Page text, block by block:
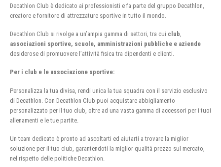
Decathlon Club è dedicato ai professionisti e fa parte del gruppo Decathlon,
creatore e fornitore di attrezzature sportive in tutto il mondo.
Decathlon Club si rivolge a un’ampia gamma di settori, tra cui club
associazioni sportive, scuole, amministrazioni pubbliche e aziende
desiderose di promuovere l’attività fisica tra dipendenti e clienti.
Per i club e le associazione sportive:
Personalizza la tua divisa, rendi unica la tua squadra con il servizio esclusivo
di Decathlon. Con Decathlon Club puoi acquistare abbigliamento
personalizzato per il tuo club, oltre ad una vasta gamma di accessori per i tuoi
allenamenti e le tue partite.
Un team dedicato è pronto ad ascoltarti ed aiutarti a trovare la miglior
soluzione per il tuo club, garantendoti la miglior qualità prezzo sul mercato,
nel rispetto delle politiche Decathlon.